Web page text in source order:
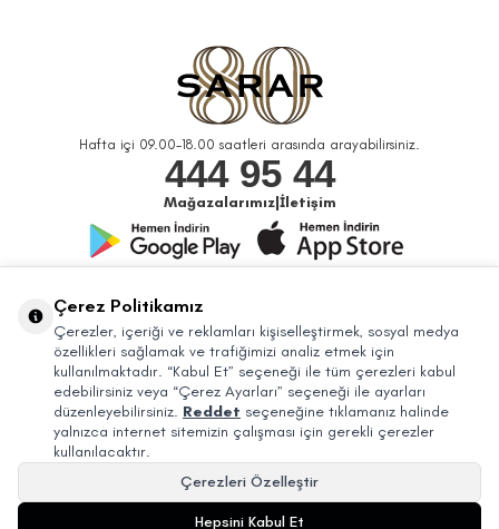
Hafta içi 09.00-18.00 saatleri arasında arayabilirsiniz.
444 95 44
Mağazalarımız| İletişim
© 2026 Sarar Büyük Mağazacılık Tic. A.Ş. Bütün Hakları Saklıdır.
Çerez Politikamız
Çerezler, içeriği ve reklamları kişiselleştirmek, sosyal medya
özellikleri sağlamak ve trafiğimizi analiz etmek için
kullanılmaktadır. “Kabul Et” seçeneği ile tüm çerezleri kabul
edebilirsiniz veya “Çerez Ayarları” seçeneği ile ayarları
düzenleyebilirsiniz. Reddet seçeneğine tıklamanız halinde
yalnızca internet sitemizin çalışması için gerekli çerezler
kullanılacaktır.
Çerezleri Özelleştir
Hepsini Kabul Et